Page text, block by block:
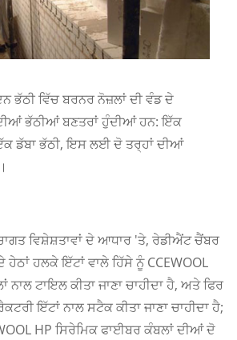
ਭੱਠੀ ਵਿੱਚ ਬਰਨਰ ਨੋਜ਼ਲਾਂ ਦੀ ਵੰਡ ਦੇ
ਭੱਠੀਆਂ ਬਣਤਰਾਂ ਹੁੰਦੀਆਂ ਹਨ: ਇੱਕ
ਡੱਬਾ ਭੱਠੀ, ਇਸ ਲਈ ਦੋ ਤਰ੍ਹਾਂ ਦੀਆਂ
ਵਿਸ਼ੇਸ਼ਤਾਵਾਂ ਦੇ ਆਧਾਰ 'ਤੇ, ਰੇਡੀਐਂਟ ਚੈਂਬਰ
ਹਲਕੇ ਇੱਟਾਂ ਵਾਲੇ ਹਿੱਸੇ ਨੂੰ CCEWOOL
ਨਾਲ ਟਾਇਲ ਕੀਤਾ ਜਾਣਾ ਚਾਹੀਦਾ ਹੈ, ਅਤੇ ਫਿਰ
ਇੱਟਾਂ ਨਾਲ ਸਟੈਕ ਕੀਤਾ ਜਾਣਾ ਚਾਹੀਦਾ ਹੈ;
HP ਸਿਰੇਮਿਕ ਫਾਈਬਰ ਕੰਬਲਾਂ ਦੀਆਂ ਦੋ